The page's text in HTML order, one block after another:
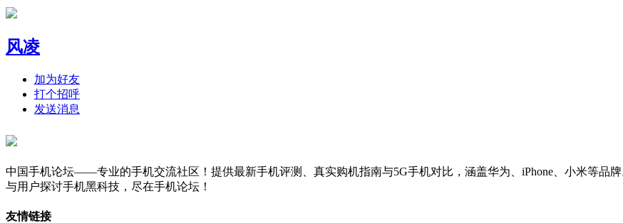
风凌
加为好友
打个招呼
发送消息
中国手机论坛——专业的手机交流社区！提供最新手机评测、真实购机指南与5G手机对比，涵盖华为、iPhone、小米等品
与用户探讨手机黑科技，尽在手机论坛！
友情链接